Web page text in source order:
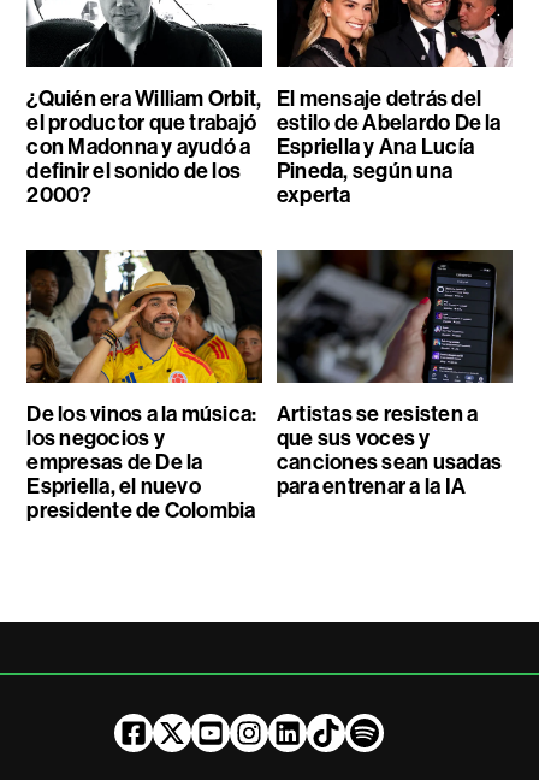
¿Quién era William Orbit,
el productor que trabajó
con Madonna y ayudó a
definir el sonido de los
2000?
El mensaje detrás del
estilo de Abelardo De la
Espriella y Ana Lucía
Pineda, según una
experta
De los vinos a la música:
los negocios y
empresas de De la
Espriella, el nuevo
presidente de Colombia
Artistas se resisten a
que sus voces y
canciones sean usadas
para entrenar a la IA